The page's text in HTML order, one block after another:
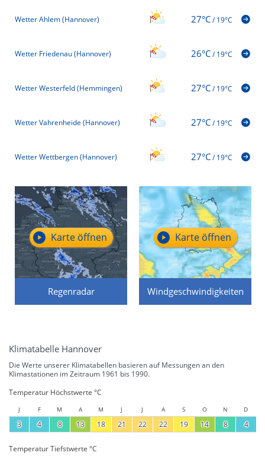
Wetter Ahlem (Hannover) 27°C/19°C
Wetter Friedenau (Hannover) 26°C/19°C
Wetter Westerfeld (Hemmingen) 27°C/19°C
Wetter Vahrenheide (Hannover) 27°C/19°C
Wetter Wettbergen (Hannover) 27°C/19°C
Regenradar
Karte öffnen
Windgeschwindigkeiten
Karte öffnen
Klimatabelle Hannover
Die Werte unserer Klimatabellen basieren auf Messungen an den
Klimastationen im Zeitraum 1961 bis 1990.
Temperatur Höchstwerte °C
J F M A M J J A S O N D
3 4 8 13 18 21 22 22 19 14 8 4
Temperatur Tiefstwerte °C